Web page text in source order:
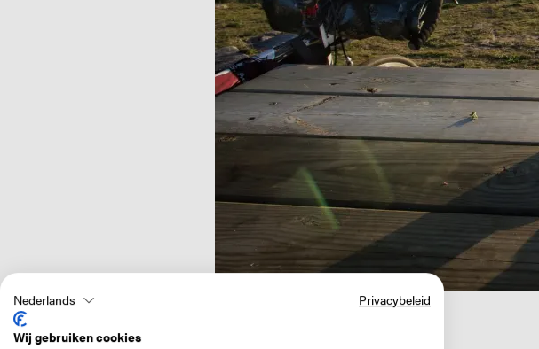
Nederlands Privacybeleid
Wij gebruiken cookies